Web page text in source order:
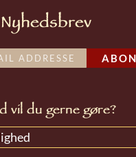
Nyhedsbrev
vil du gerne gøre?